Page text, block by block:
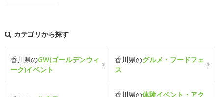
カテゴリから探す
香川県のGW(ゴールデンウィ
ーク)イベント
香川県のグルメ・フードフェ
ス
香川県の体験イベント・アク